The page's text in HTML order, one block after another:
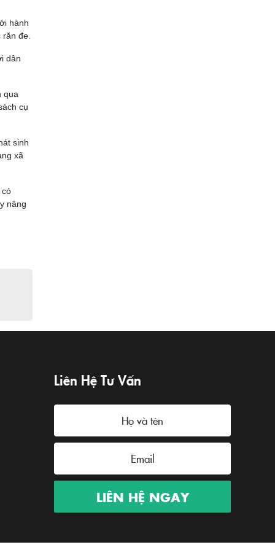
hành
đe.
dân
qua
cụ
sinh
xã
có
nâng
Liên Hệ Tư Vấn